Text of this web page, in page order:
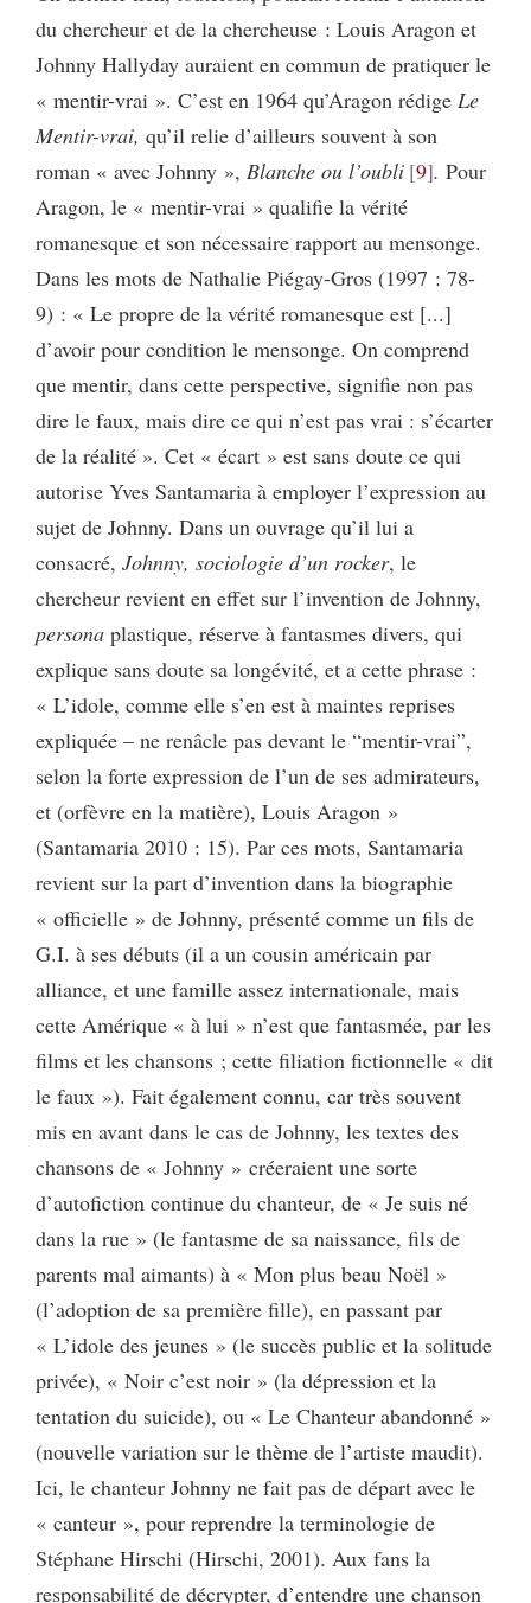
du chercheur et de la chercheuse : Louis Aragon et
Johnny Hallyday auraient en commun de pratiquer le
« mentir-vrai ». C’est en 1964 qu’Aragon rédige Le
Mentir-vrai, qu’il relie d’ailleurs souvent à son
roman « avec Johnny », Blanche ou l’oubli 9 . Pour
Aragon, le « mentir-vrai » qualifie la vérité
romanesque et son nécessaire rapport au mensonge.
Dans les mots de Nathalie Piégay-Gros (1997 : 78-
9) : « Le propre de la vérité romanesque est [...]
d’avoir pour condition le mensonge. On comprend
que mentir, dans cette perspective, signifie non pas
dire le faux, mais dire ce qui n’est pas vrai : s’écarter
de la réalité ». Cet « écart » est sans doute ce qui
autorise Yves Santamaria à employer l’expression au
sujet de Johnny. Dans un ouvrage qu’il lui a
consacré, Johnny, sociologie d’un rocker, le
chercheur revient en effet sur l’invention de Johnny,
persona plastique, réserve à fantasmes divers, qui
explique sans doute sa longévité, et a cette phrase :
« L’idole, comme elle s’en est à maintes reprises
expliquée – ne renâcle pas devant le “mentir-vrai”,
selon la forte expression de l’un de ses admirateurs,
et (orfèvre en la matière), Louis Aragon »
(Santamaria 2010 : 15). Par ces mots, Santamaria
revient sur la part d’invention dans la biographie
« officielle » de Johnny, présenté comme un fils de
G.I. à ses débuts (il a un cousin américain par
alliance, et une famille assez internationale, mais
cette Amérique « à lui » n’est que fantasmée, par les
films et les chansons ; cette filiation fictionnelle « dit
le faux »). Fait également connu, car très souvent
mis en avant dans le cas de Johnny, les textes des
chansons de « Johnny » créeraient une sorte
d’autofiction continue du chanteur, de « Je suis né
dans la rue » (le fantasme de sa naissance, fils de
parents mal aimants) à « Mon plus beau Noël »
(l’adoption de sa première fille), en passant par
« L’idole des jeunes » (le succès public et la solitude
privée), « Noir c’est noir » (la dépression et la
tentation du suicide), ou « Le Chanteur abandonné »
(nouvelle variation sur le thème de l’artiste maudit).
Ici, le chanteur Johnny ne fait pas de départ avec le
« canteur », pour reprendre la terminologie de
Stéphane Hirschi (Hirschi, 2001). Aux fans la
responsabilité de décrypter, d’entendre une chanson